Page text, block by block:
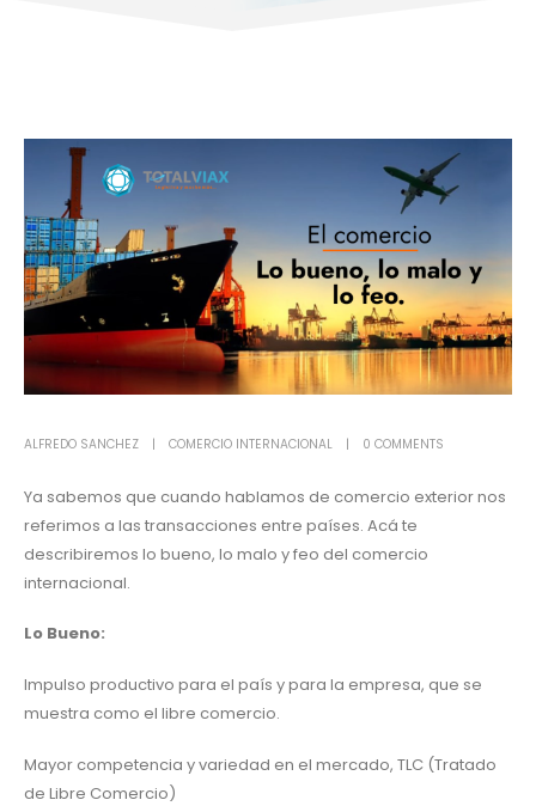
ALFREDO SANCHEZ COMERCIO INTERNACIONAL 0 COMMENTS
Ya sabemos que cuando hablamos de comercio exterior nos
referimos a las transacciones entre países. Acá te
describiremos lo bueno, lo malo y feo del comercio
internacional.
Lo Bueno:
Impulso productivo para el país y para la empresa, que se
muestra como el libre comercio.
Mayor competencia y variedad en el mercado, TLC (Tratado
de Libre Comercio)